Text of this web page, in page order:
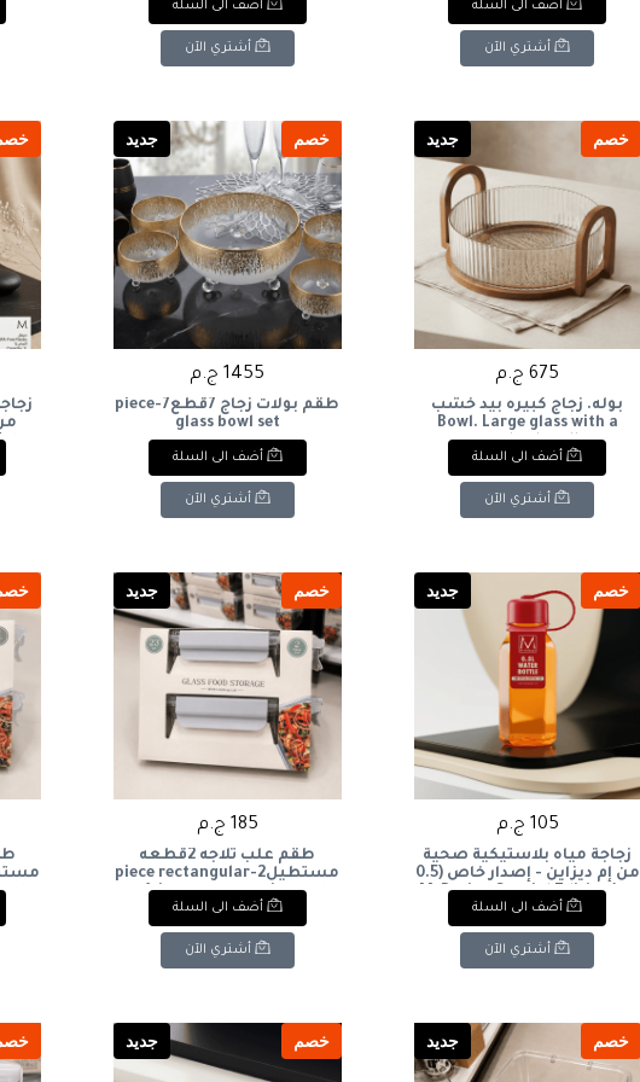
أضف الى السلة
أشتري الآن
أضف الى السلة
أشتري الآن
خصم جديد
675 ج.م
بوله. زجاج كبيره بيد خشب
Bowl. Large glass with a
wooden handle.
أضف الى السلة
أشتري الآن
خصم جديد
1455 ج.م
طقم بولات زجاج 7قطع7-piece
glass bowl set
أضف الى السلة
أشتري الآن
خصم جديد
105 ج.م
زجاجة مياه بلاستيكية صحية
من إم ديزاين - إصدار خاص (0.5
لتر)M-Design Special Edition
Plastic Water Bottle (0.5L)
أضف الى السلة
أشتري الآن
خصم جديد
185 ج.م
طقم علب ثلاجه 2قطعه
مستطيل2-piece rectangular
refrigerator container set
أضف الى السلة
أشتري الآن
خصم جديد خصم جديد